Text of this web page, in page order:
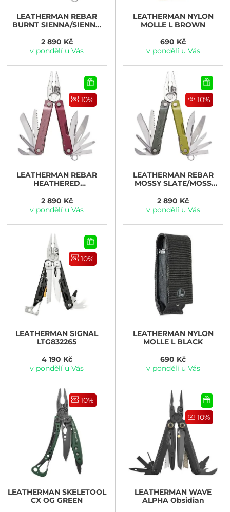
LEATHERMAN REBAR
BURNT SIENNA/SIENNA
2 890 Kč
v pondělí u Vás
LEATHERMANNYLON
MOLLE L BROWN
690 Kč
v pondělí u Vás
10%
LEATHERMAN REBAR
HEATHERED
CRANBERRY/CRANBERRY
SHEATH
2 890 Kč
v pondělí u Vás
10%
LEATHERMANREBAR
MOSSY SLATE/MOSS
2 890 Kč
v pondělí u Vás
10%
LEATHERMAN SIGNAL
LTG832265
4 190 Kč
v pondělí u Vás
LEATHERMANNYLON
MOLLE L BLACK
690 Kč
v pondělí u Vás
10%
LEATHERMANSKELETOOL
CX OG GREEN
10%
LEATHERMAN WAVE
ALPHA Obsidian